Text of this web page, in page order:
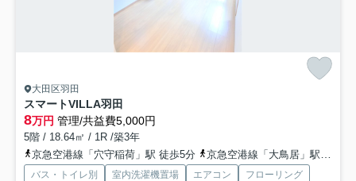
大田区羽田
スマートVILLA羽田
8万円 管理/共益費5,000円
5階 / 18.64㎡ / 1R /築3年
京急空港線「穴守稲荷」駅 徒歩5分
京急空港線「大鳥居」駅 徒歩10分
バス・トイレ別 室内洗濯機置場 エアコン
フローリング